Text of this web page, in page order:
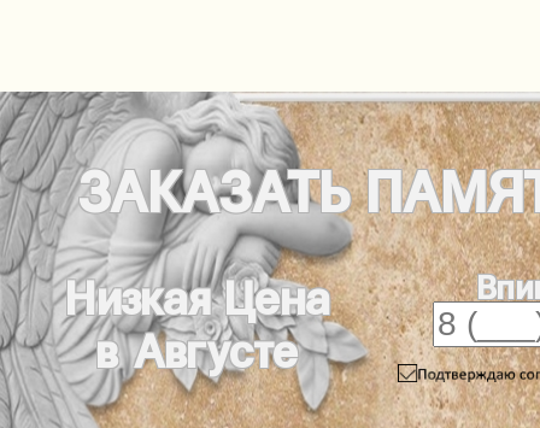
ЗАКАЗАТЬ
Низкая Цена
в Августе